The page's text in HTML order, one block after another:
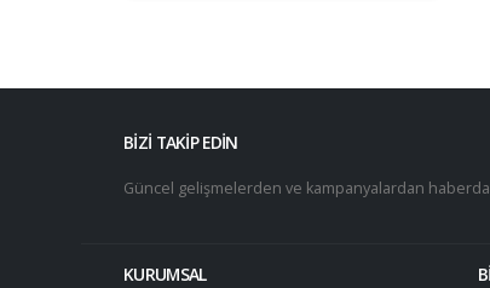
BİZİ TAKİP EDİN
Güncel gelişmelerden ve kampanyalardan
KURUMSAL